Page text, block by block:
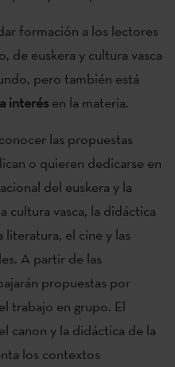
formación a los lectores
de euskera y cultura vasca
pero también está
interés en la materia.
las propuestas
o quieren dedicarse en
del euskera y la
cultura vasca, la didáctica
literatura, el cine y las
A partir de las
propuestas por
trabajo en grupo. El
canon y la didáctica de la
los contextos